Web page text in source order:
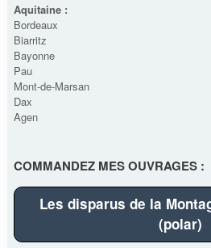
Aquitaine :
Bordeaux
Biarritz
Bayonne
Pau
Mont-de-Marsan
Dax
Agen
COMMANDEZ MES OUVRAGES :
Les disparus de la
(polar)